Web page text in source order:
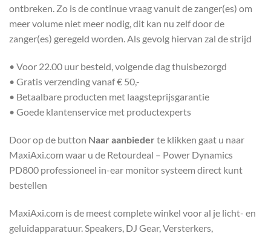
ontbreken. Zo is de continue vraag vanuit de zanger(es) om
meer volume niet meer nodig, dit kan nu zelf door de
zanger(es) geregeld worden. Als gevolg hiervan zal de strijd
• Voor 22.00 uur besteld, volgende dag thuisbezorgd
• Gratis verzending vanaf € 50,-
• Betaalbare producten met laagsteprijsgarantie
• Goede klantenservice met productexperts
Door op de button Naar aanbieder te klikken gaat u naar
MaxiAxi.com waar u de Retourdeal – Power Dynamics
PD800 professioneel in-ear monitor systeem direct kunt
bestellen
MaxiAxi.com is de meest complete winkel voor al je licht- en
geluidapparatuur. Speakers, DJ Gear, Versterkers,